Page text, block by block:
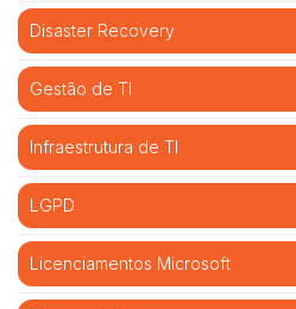
Disaster Recovery
Gestão de TI
Infraestrutura de TI
LGPD
Licenciamentos Microsoft